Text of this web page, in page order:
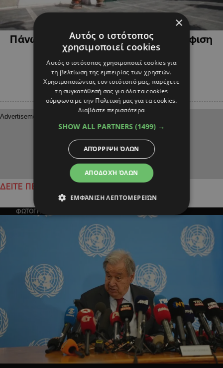
Πάνω από 100 νομοσχέδια προς ψήφιση
στη τελευταία Ολομέλεια
ΔΕΙΤΕ ΠΕΡΙΣΣΟΤΕΡΑ
ΦΩΤΟΓΡΑΦΙΑ ΤΗΣ ΗΜΕΡΑΣ
×
Αυτός ο ιστότοπος
χρησιμοποιεί cookies
Αυτός ο ιστότοπος χρησιμοποιεί cookies για
τη βελτίωση της εμπειρίας των χρηστών.
Χρησιμοποιώντας τον ιστότοπό μας, παρέχετε
τη συγκατάθεσή σας για όλα τα cookies
σύμφωνα με την Πολιτική μας για τα cookies.
Διαβάστε περισσότερα
SHOW ALL PARTNERS (1499) →
ΑΠΟΔΟΧΉ ΌΛΩΝ
ΑΠΌΡΡΙΨΗ ΌΛΩΝ
ΕΜΦΆΝΙΣΗ ΛΕΠΤΟΜΕΡΕΙΏΝ